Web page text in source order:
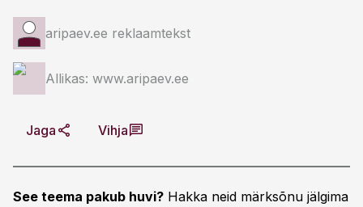
aripaev.ee reklaamtekst
Allikas: www.aripaev.ee
Jaga Vihja
See teema pakub huvi? Hakka neid märksõnu jälgima